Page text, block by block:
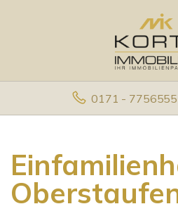
0171 - 7756555